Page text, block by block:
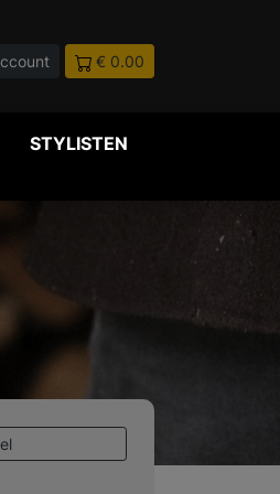
€ 0.00
STYLISTEN